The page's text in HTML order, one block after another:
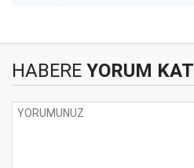
HABERE YORUM KAT